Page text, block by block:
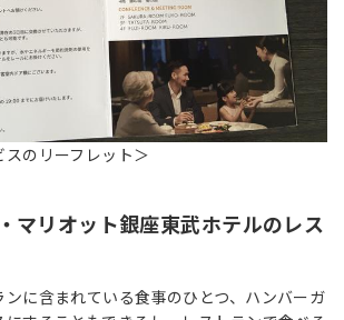
のリーフレット＞
マリオット銀座東武ホテルのレス
に含まれている食事のひとつ、ハンバーガ